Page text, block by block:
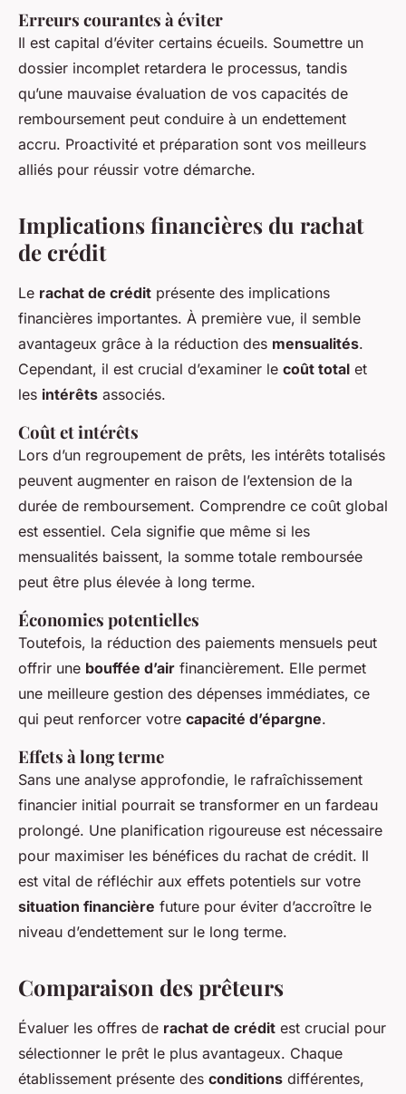
Erreurs courantes à éviter
Il est capital d’éviter certains écueils. Soumettre un
dossier incomplet retardera le processus, tandis
qu’une mauvaise évaluation de vos capacités de
remboursement peut conduire à un endettement
accru. Proactivité et préparation sont vos meilleurs
alliés pour réussir votre démarche.
Implications financières du rachat
de crédit
Le rachat de crédit présente des implications
financières importantes. À première vue, il semble
avantageux grâce à la réduction des mensualités.
Cependant, il est crucial d’examiner le coût total et
les intérêts associés.
Coût et intérêts
Lors d’un regroupement de prêts, les intérêts totalisés
peuvent augmenter en raison de l’extension de la
durée de remboursement. Comprendre ce coût global
est essentiel. Cela signifie que même si les
mensualités baissent, la somme totale remboursée
peut être plus élevée à long terme.
Économies potentielles
Toutefois, la réduction des paiements mensuels peut
offrir une bouffée d’air financièrement. Elle permet
une meilleure gestion des dépenses immédiates, ce
qui peut renforcer votre capacité d’épargne.
Effets à long terme
Sans une analyse approfondie, le rafraîchissement
financier initial pourrait se transformer en un fardeau
prolongé. Une planification rigoureuse est nécessaire
pour maximiser les bénéfices du rachat de crédit. Il
est vital de réfléchir aux effets potentiels sur votre
situation financière future pour éviter d’accroître le
niveau d’endettement sur le long terme.
Comparaison des prêteurs
Évaluer les offres de rachat de crédit est crucial pour
sélectionner le prêt le plus avantageux. Chaque
établissement présente des conditions différentes,